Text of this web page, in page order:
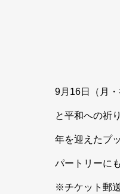
9月16日（月
と平和への祈
年を迎えたプ
パートリーに
※チケット郵